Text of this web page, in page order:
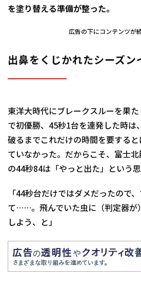
を塗り替える準備が整った。
広告の下にコンテンツが
出鼻をくじかれたシーズン
東洋大時代にブレークスルーを果
で初優勝、45秒1台を連発した時は
破るまでこれだけの時間を要する
ていなかった。だからこそ、富士
の44秒84は「やっと出た」という思
「44秒台だけではダメだったので
て……。飛んでいた虫に（判定器が
しよう、と」